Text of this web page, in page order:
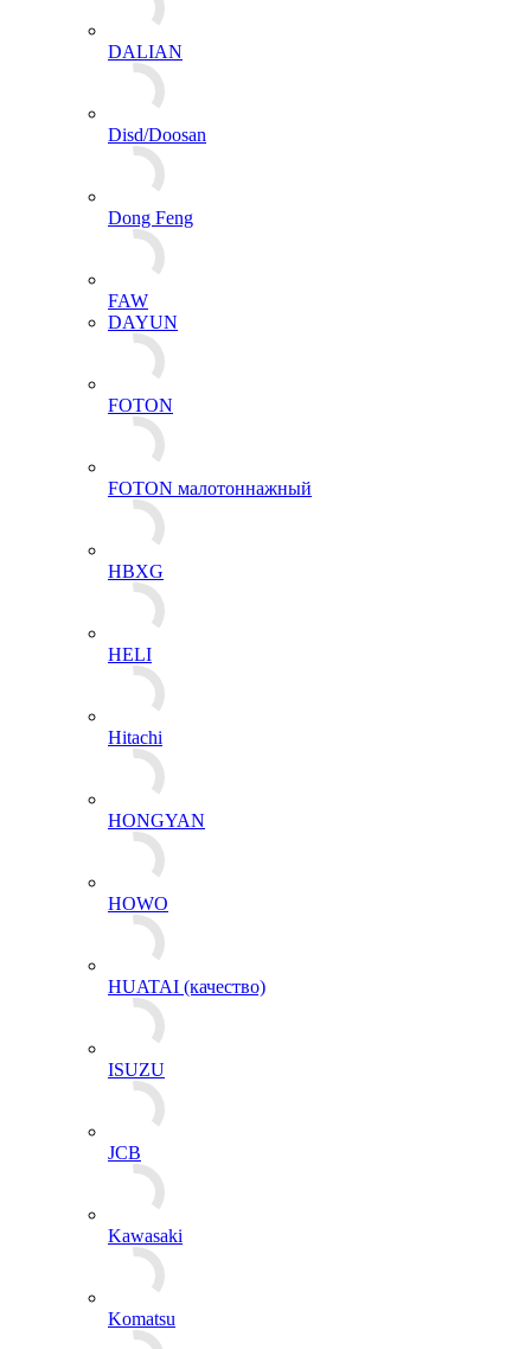
DALIAN
Disd/Doosan
Dong Feng
FAW
DAYUN
FOTON
FOTON малотоннажный
HBXG
HELI
Hitachi
HONGYAN
HOWO
HUATAI (качество)
ISUZU
JCB
Kawasaki
Komatsu